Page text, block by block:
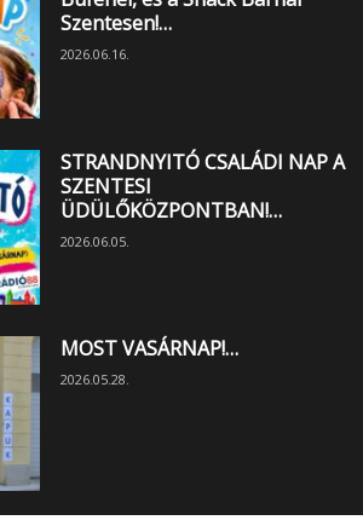
Szentesen!…
2026.06.16.
STRANDNYITÓ CSALÁDI NAP A
SZENTESI
ÜDÜLŐKÖZPONTBAN!…
2026.06.05.
MOST VASÁRNAP!…
2026.05.28.